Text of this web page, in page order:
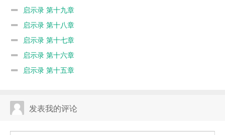
启示录 第十九章
启示录 第十八章
启示录 第十七章
启示录 第十六章
启示录 第十五章
发表我的评论